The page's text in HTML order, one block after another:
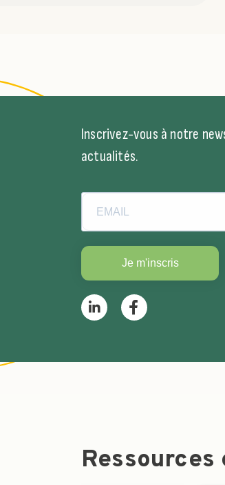
Inscrivez-vous à notre
actualités.
Je m'inscris